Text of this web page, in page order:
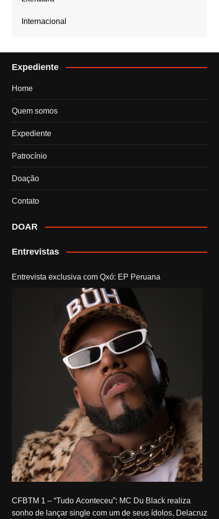
Internacional
Expediente
Home
Quem somos
Expediente
Patrocínio
Doação
Contato
DOAR
Entrevistas
Entrevista exclusiva com Qxó: EP Peruana
CFBTM 1 – “Tudo Aconteceu”: MC Du Black realiza
sonho de lançar single com um de seus ídolos, Delacruz